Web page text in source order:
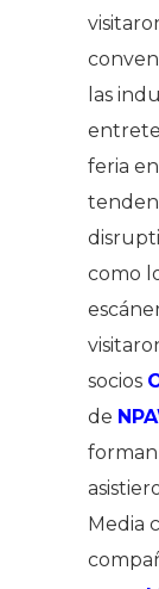
las
feria
como
socios
de
forman
Media